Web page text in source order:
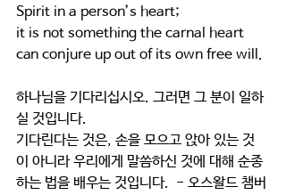
Spirit in a person’s heart;
it is not something the carnal heart
can conjure up out of its own free will.
하나님을 기다리십시오. 그러면 그 분이 일하
실 것입니다.
기다린다는 것은, 손을 모으고 앉아 있는 것
이 아니라 우리에게 말씀하신 것에 대해 순종
하는 법을 배우는 것입니다.  - 오스왈드 챔버